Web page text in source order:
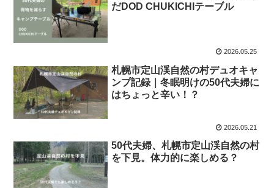
だDOD CHUKICHIテーブル
2026.05.25
札幌市定山渓自然の村デュオキャ
ンプ記録｜冬眠明けの50代夫婦に
はちょっと辛い！？
2026.05.21
50代夫婦、札幌市定山渓自然の村
を下見。体力的に楽しめる？